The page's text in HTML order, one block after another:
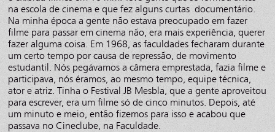
na escola de cinema e que fez alguns curtas documentário.
Na minha época a gente não estava preocupado em fazer
filme para passar em cinema não, era mais experiência, querer
fazer alguma coisa. Em 1968, as faculdades fecharam durante
um certo tempo por causa de repressão, de movimento
estudantil. Nós pegávamos a câmera emprestada, fazia filme e
participava, nós éramos, ao mesmo tempo, equipe técnica,
ator e atriz. Tinha o Festival JB Mesbla, que a gente aproveitou
para escrever, era um filme só de cinco minutos. Depois, até
um minuto e meio, então fizemos para isso e acabou que
passava no Cineclube, na Faculdade.